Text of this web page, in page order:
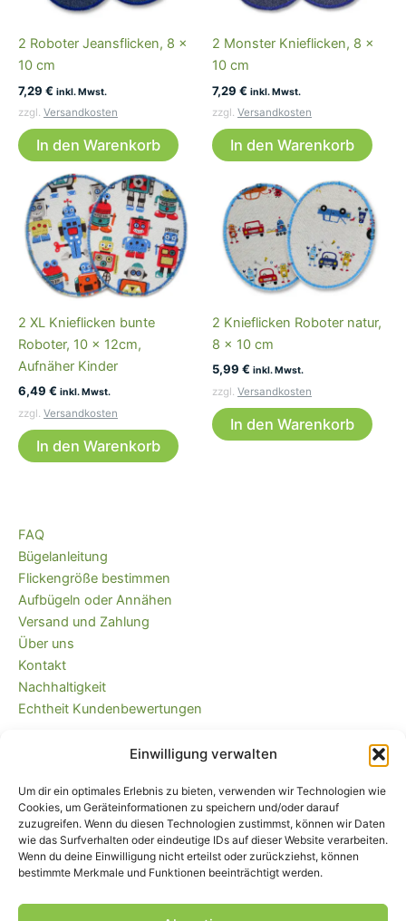
Einwilligung verwalten
Um dir ein optimales Erlebnis zu bieten, verwenden wir Technologien wie
Cookies, um Geräteinformationen zu speichern und/oder darauf
zuzugreifen. Wenn du diesen Technologien zustimmst, können wir Daten
wie das Surfverhalten oder eindeutige IDs auf dieser Website verarbeiten.
Wenn du deine Einwilligung nicht erteilst oder zurückziehst, können
bestimmte Merkmale und Funktionen beeinträchtigt werden.
2 Roboter Jeansflicken, 8 x
10 cm
7,29 € inkl. Mwst.
zzgl. Versandkosten
In den Warenkorb
2 Monster Knieflicken, 8 x
10 cm
7,29 € inkl. Mwst.
zzgl. Versandkosten
In den Warenkorb
2 XL Knieflicken bunte
Roboter, 10 x 12cm,
Aufnäher Kinder
6,49 € inkl. Mwst.
zzgl. Versandkosten
In den Warenkorb
2 Knieflicken Roboter natur,
8 x 10 cm
5,99 € inkl. Mwst.
zzgl. Versandkosten
In den Warenkorb
FAQ
Bügelanleitung
Flickengröße bestimmen
Aufbügeln oder Annähen
Versand und Zahlung
Über uns
Kontakt
Nachhaltigkeit
Echtheit Kundenbewertungen
Kaufvertrag widerrufen
Versandkostenfrei ab 35 EUR (DE) und
immer plastikfrei verpackt!